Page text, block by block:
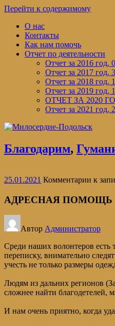
Перейти к содержимому
О нас
Контакты
Как нам помочь
Отчет по деятельности
Отчет за 2016 год,
Отчет за 2017 год,
Отчет за 2018 год,
Отчет за 2019 год,
ОТЧЕТ ЗА 2020
Отчет за 2021 год,
Благодарим,
25.01.2021 Комментарии к
АДРЕСНАЯ ПОМОЩЬ
Автор Администратор
Среди наших волонтеров есть
переписку, внимательно
учесть не только размеры
Людям из дальних регионов
сложнее найти благодетелей,
И нам очень приятно, когда